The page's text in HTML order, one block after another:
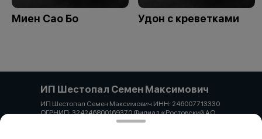
Миен Сао Бо Удон с креветками
ИП Шестопал Семен Максимович
ИП Шестопал Семен Максимович ИНН: 246007713330
ОГРНИП: 324246800169370 Филиал «Ростовский АО
«Альфа-Банк» к/с 3010181050000000207 р/с